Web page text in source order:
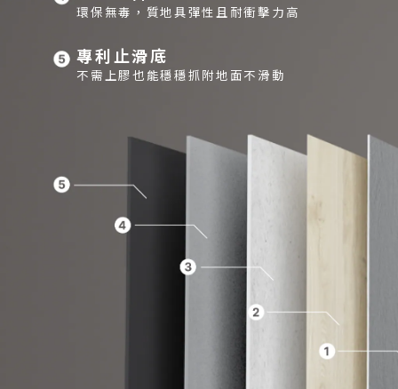
環保無毒，質地具彈性且耐衝擊力高
專利止滑底
不需上膠也能穩穩抓附地面不滑動